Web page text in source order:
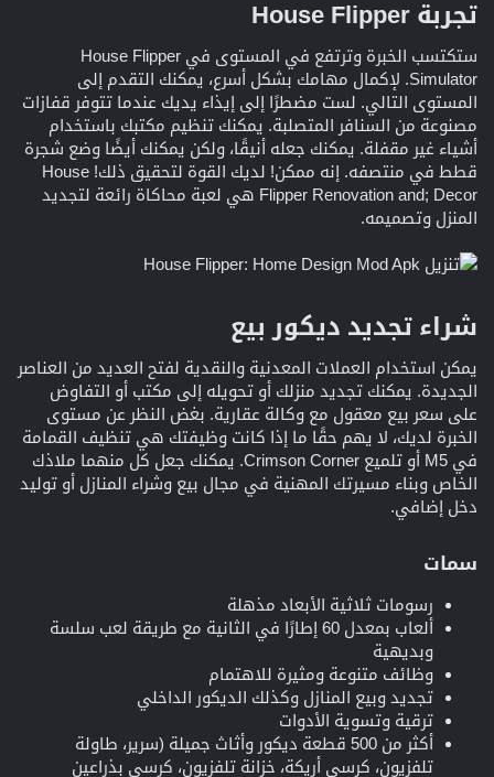
تجربة House Flipper​
ستكتسب الخبرة وترتفع في المستوى في House Flipper
Simulator. لإكمال مهامك بشكل أسرع، يمكنك التقدم إلى
المستوى التالي. لست مضطرًا إلى إيذاء يديك عندما تتوفر قفازات
مصنوعة من السنافر المتصلبة. يمكنك تنظيم مكتبك باستخدام
أشياء غير مقفلة. يمكنك جعله أنيقًا، ولكن يمكنك أيضًا وضع شجرة
قطط في منتصفه. إنه ممكن! لديك القوة لتحقيق ذلك! House
Flipper Renovation and; Decor هي لعبة محاكاة رائعة لتجديد
المنزل وتصميمه.
شراء تجديد ديكور بيع​
يمكن استخدام العملات المعدنية والنقدية لفتح العديد من العناصر
الجديدة. يمكنك تجديد منزلك أو تحويله إلى مكتب أو التفاوض
على سعر بيع معقول مع وكالة عقارية. بغض النظر عن مستوى
الخبرة لديك، لا يهم حقًا ما إذا كانت وظيفتك هي تنظيف القمامة
في M5 أو تلميع Crimson Corner. يمكنك جعل كل منهما ملاذك
الخاص وبناء مسيرتك المهنية في مجال بيع وشراء المنازل أو توليد
دخل إضافي.
سمات​
رسومات ثلاثية الأبعاد مذهلة
ألعاب بمعدل 60 إطارًا في الثانية مع طريقة لعب سلسة
وبديهية
وظائف متنوعة ومثيرة للاهتمام
تجديد وبيع المنازل وكذلك الديكور الداخلي
ترقية وتسوية الأدوات
أكثر من 500 قطعة ديكور وأثاث جميلة (سرير، طاولة
تلفزيون، كرسي أريكة، خزانة تلفزيون، كرسي بذراعين